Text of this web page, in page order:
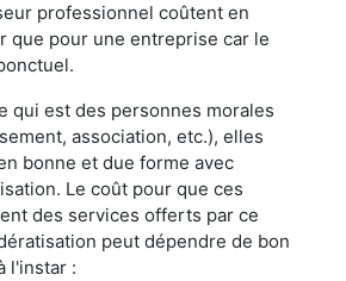
professionnel coûtent en
que pour une entreprise car le
qui est des personnes morales
association, etc.), elles
bonne et due forme avec
Le coût pour que ces
des services offerts par ce
peut dépendre de bon
l'instar :